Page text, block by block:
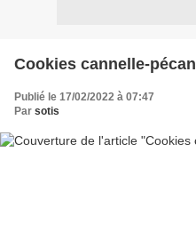
Cookies cannelle-pécan
Publié le 17/02/2022 à 07:47
Par sotis